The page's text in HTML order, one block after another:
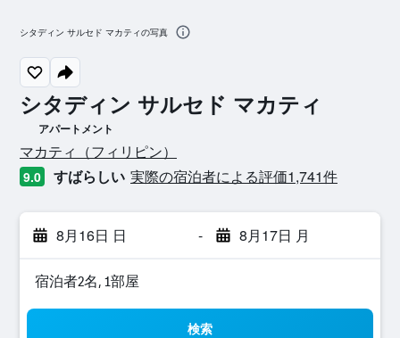
シタディン サルセド マカティ
アパートメント
0​クラス評価
マカティ​（フィリピン​）​
9.0 すばらしい 実際の宿泊者による評価1,741​件
8月16日 日 - 8月17日 月
宿泊者2名, 1​部屋
検索
シタディン サルセド マカティの写真